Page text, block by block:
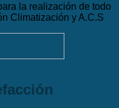
la realización de todo
Climatización y A.C.S